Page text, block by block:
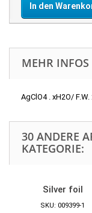
In den
MEHR INFOS
AgClO4 . xH2O/ F.W.
30 ANDERE
KATEGORIE:
Silver foil
SKU: 009399-1